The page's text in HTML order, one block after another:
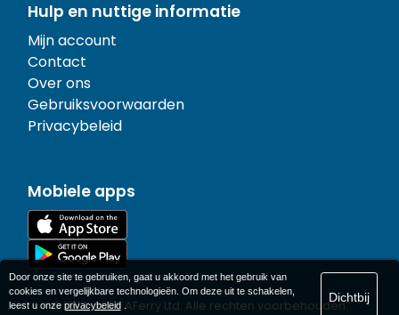
Hulp en nuttige informatie
Mijn account
Contact
Over ons
Gebruiksvoorwaarden
Privacybeleid
Mobiele apps
© 1977-2026 AFerry Ltd. Alle rechten voorbehouden.
Door onze site te gebruiken, gaat u akkoord met het gebruik van
cookies en vergelijkbare technologieën. Om deze uit te schakelen,
leest u onze privacybeleid.
Dichtbij